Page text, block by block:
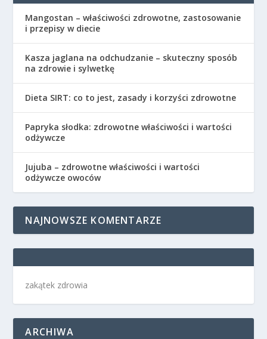
Mangostan – właściwości zdrowotne, zastosowanie
i przepisy w diecie
Kasza jaglana na odchudzanie – skuteczny sposób
na zdrowie i sylwetkę
Dieta SIRT: co to jest, zasady i korzyści zdrowotne
Papryka słodka: zdrowotne właściwości i wartości
odżywcze
Jujuba – zdrowotne właściwości i wartości
odżywcze owoców
NAJNOWSZE KOMENTARZE
zakątek zdrowia
ARCHIWA